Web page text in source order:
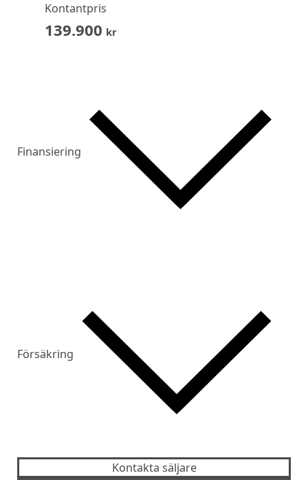
Kontantpris
139.900 kr
Finansiering
Försäkring
Kontakta säljare